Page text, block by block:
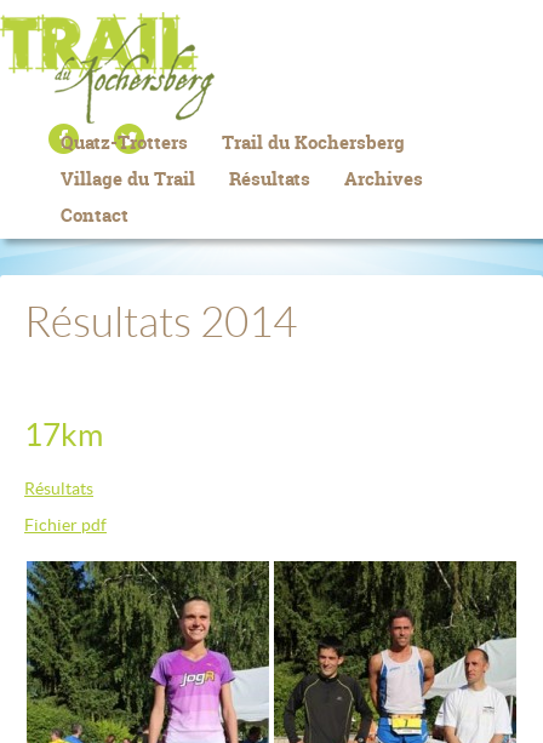
Quatz-Trotters
Trail du Kochersberg
Village du Trail
Résultats
Archives
Contact
Résultats 2014
17km
Résultats
Fichier pdf